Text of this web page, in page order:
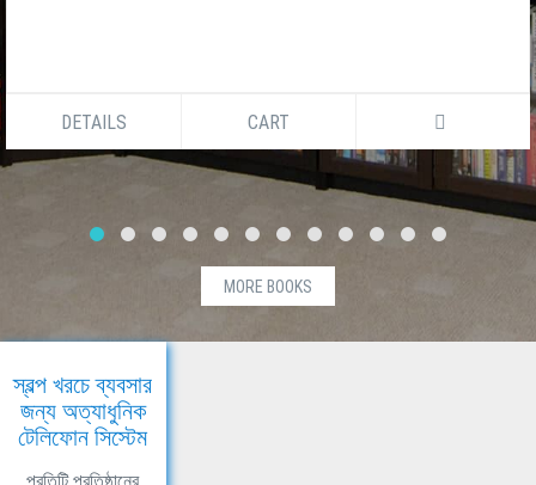
DETAILS CART
MORE BOOKS
স্বল্প খরচে ব্যবসার
জন্য অত্যাধুনিক
টেলিফোন সিস্টেম